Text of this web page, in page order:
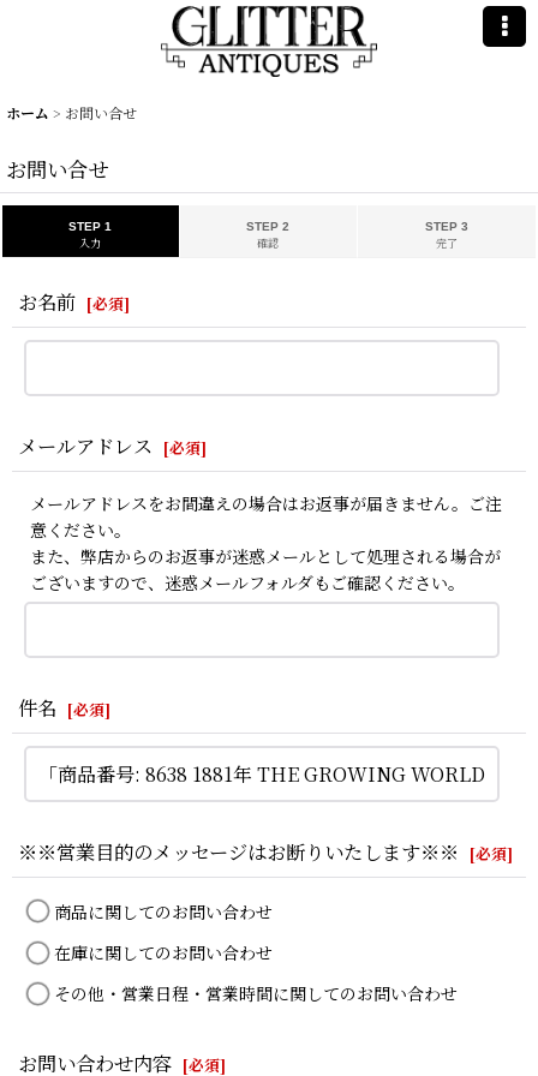
ホーム > お問い合せ
お問い合せ
STEP 1
入力
STEP 2
確認
STEP 3
完了
お名前 [必須]
メールアドレス [必須]
メールアドレスをお間違えの場合はお返事が届きません。ご注
意ください。
また、弊店からのお返事が迷惑メールとして処理される場合が
ございますので、迷惑メールフォルダもご確認ください。
件名 [必須]
※※営業目的のメッセージはお断りいたします※※ [必須]
商品に関してのお問い合わせ
在庫に関してのお問い合わせ
その他・営業日程・営業時間に関してのお問い合わせ
お問い合わせ内容 [必須]